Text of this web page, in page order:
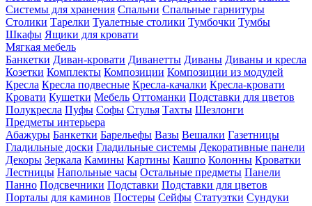
Системы для хранения Спальни Спальные гарнитуры
Столики Тарелки Туалетные столики Тумбочки Тумбы
Шкафы Ящики для кровати
Мягкая мебель
Банкетки Диван-кровати Диванетты Диваны Диваны и кресла
Козетки Комплекты Композиции Композиции из модулей
Кресла Кресла подвесные Кресла-качалки Кресла-кровати
Кровати Кушетки Мебель Оттоманки Подставки для цветов
Полукресла Пуфы Софы Стулья Тахты Шезлонги
Предметы интерьера
Абажуры Банкетки Барельефы Вазы Вешалки Газетницы
Гладильные доски Гладильные системы Декоративные панели
Декоры Зеркала Камины Картины Кашпо Колонны Кроватки
Лестницы Напольные часы Остальные предметы Панели
Панно Подсвечники Подставки Подставки для цветов
Порталы для каминов Постеры Сейфы Статуэтки Сундуки